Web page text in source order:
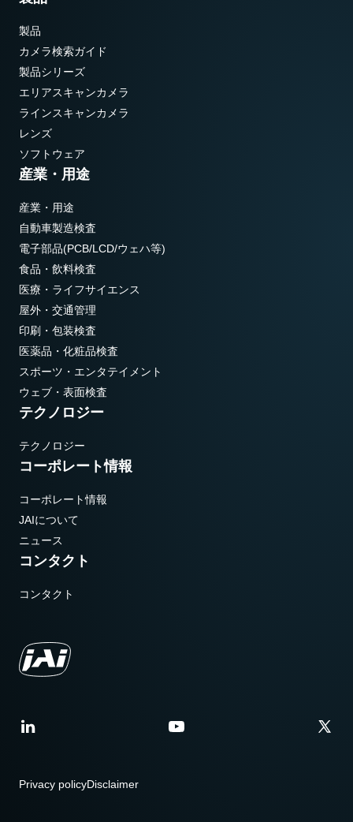
製品
カメラ検索ガイド
製品シリーズ
エリアスキャンカメラ
ラインスキャンカメラ
レンズ
ソフトウェア
産業・用途
産業・用途
自動車製造検査
電子部品(PCB/LCD/ウェハ等)
食品・飲料検査
医療・ライフサイエンス
屋外・交通管理
印刷・包装検査
医薬品・化粧品検査
スポーツ・エンタテイメント
ウェブ・表面検査
テクノロジー
テクノロジー
コーポレート情報
コーポレート情報
JAIについて
ニュース
コンタクト
コンタクト
Privacy policyDisclaimer